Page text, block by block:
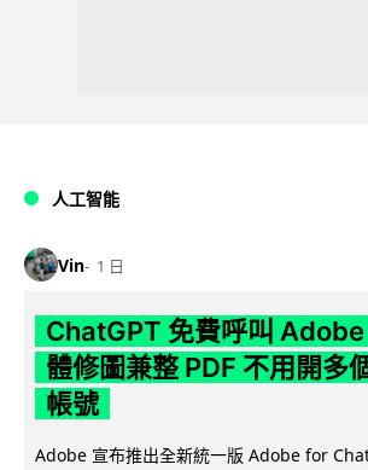
人工智能
Vin 1 日
ChatGPT 免費呼叫
體修圖兼整 PDF 不用開多
帳號
Adobe 宣布推出全新統一版 Adobe for